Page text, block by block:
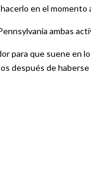
en el momento
ambas
para que suene en
después de haberse